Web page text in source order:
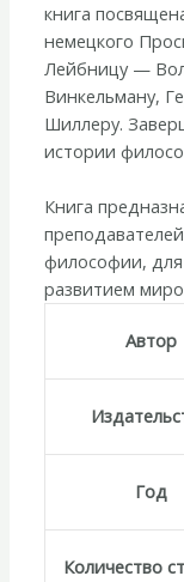
книга
немецкого
Лейбницу —
Винкельману,
Шиллеру.
истории
Книга
философии,
развитием
Автор
Год
Количество